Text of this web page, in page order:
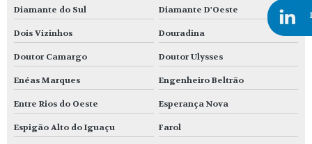
Diamante do Sul Diamante D'Oeste
Dois Vizinhos Douradina
Doutor Camargo Doutor Ulysses
Enéas Marques Engenheiro Beltrão
Entre Rios do Oeste Esperança Nova
Espigão Alto do Iguaçu Farol